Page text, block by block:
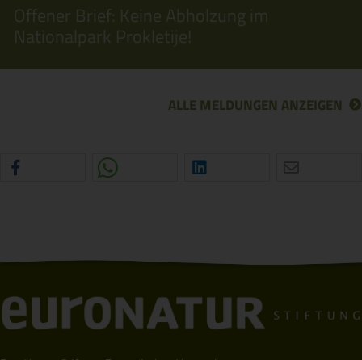
Offener Brief: Keine Abholzung im
Nationalpark Prokletije!
ALLE MELDUNGEN ANZEIGEN